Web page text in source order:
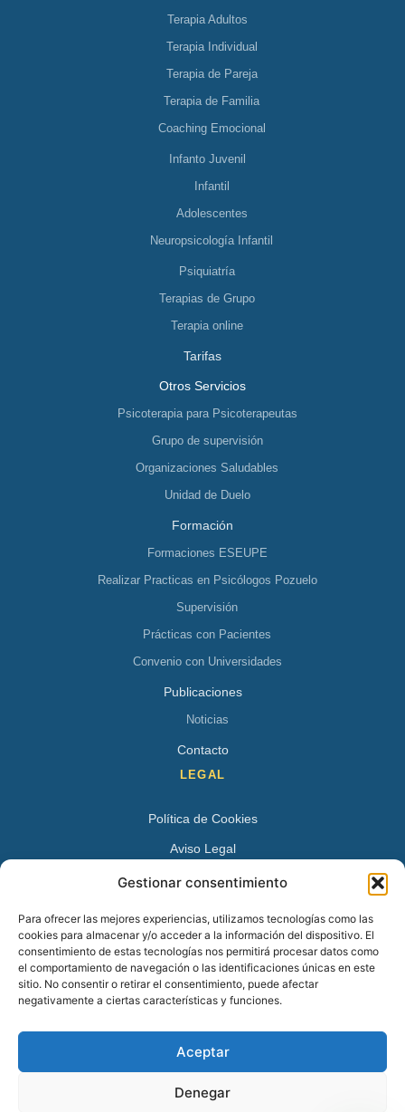
Gestionar consentimiento
Para ofrecer las mejores experiencias, utilizamos tecnologías como las
cookies para almacenar y/o acceder a la información del dispositivo. El
consentimiento de estas tecnologías nos permitirá procesar datos como
el comportamiento de navegación o las identificaciones únicas en este
sitio. No consentir o retirar el consentimiento, puede afectar
negativamente a ciertas características y funciones.
Aceptar
Denegar
Terapia Adultos
Terapia Individual
Terapia de Pareja
Terapia de Familia
Coaching Emocional
Infanto Juvenil
Infantil
Adolescentes
Neuropsicología Infantil
Psiquiatría
Terapias de Grupo
Terapia online
Tarifas
Otros Servicios
Psicoterapia para Psicoterapeutas
Grupo de supervisión
Organizaciones Saludables
Unidad de Duelo
Formación
Formaciones ESEUPE
Realizar Practicas en Psicólogos Pozuelo
Supervisión
Prácticas con Pacientes
Convenio con Universidades
Publicaciones
Noticias
Contacto
LEGAL
Política de Cookies
Aviso Legal
Política de Privacidad
Avenida Juan XXIII 15 B 28224 – Pozuelo de Alarcón,
Madrid
Tel:+34 913527728
+34 669 83 48 45
info@psicologospozuelo.es